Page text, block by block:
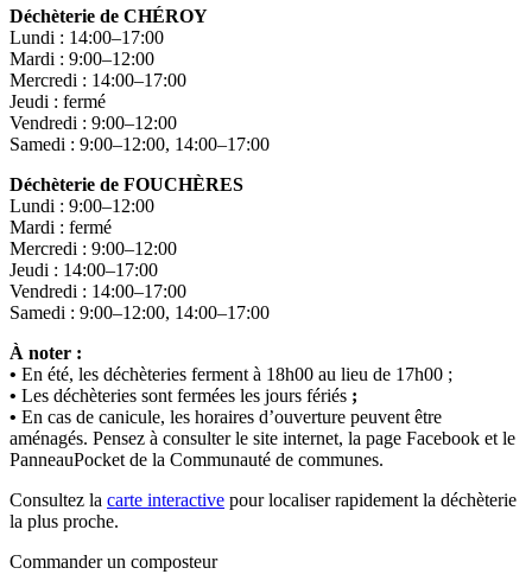
Déchèterie de CHÉROY
Lundi : 14:00–17:00
Mardi : 9:00–12:00
Mercredi : 14:00–17:00
Jeudi : fermé
Vendredi : 9:00–12:00
Samedi : 9:00–12:00, 14:00–17:00
Déchèterie de FOUCHÈRES
Lundi : 9:00–12:00
Mardi : fermé
Mercredi : 9:00–12:00
Jeudi : 14:00–17:00
Vendredi : 14:00–17:00
Samedi : 9:00–12:00, 14:00–17:00
À noter :
• En été, les déchèteries ferment à 18h00 au lieu de 17h00 ;
• Les déchèteries sont fermées les jours fériés ;
• En cas de canicule, les horaires d’ouverture peuvent être
aménagés. Pensez à consulter le site internet, la page Facebook et le
PanneauPocket de la Communauté de communes.
Consultez la carte interactive pour localiser rapidement la déchèterie
la plus proche.
Commander un composteur